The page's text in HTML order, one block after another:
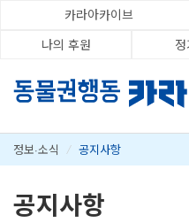
카라아카이브
나의 후원
정보·소식 / 공지사항
공지사항